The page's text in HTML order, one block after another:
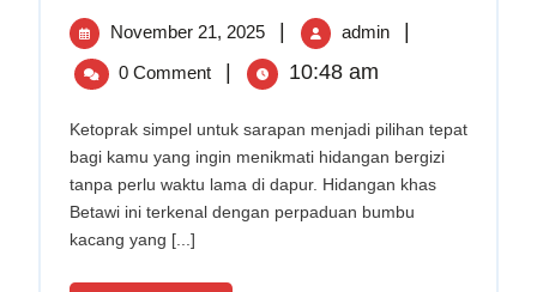
Sarapan,
15
Jadi!
November 21, 2025
November
21,
2025
| admin
Ketoprak
Sarapan,
Cuma
15
Menit
|
0 Comment | 10:48 am
Ketoprak simpel untuk sarapan menjadi pilihan tepat
bagi kamu yang ingin menikmati hidangan bergizi
tanpa perlu waktu lama di dapur. Hidangan khas
Betawi ini terkenal dengan perpaduan bumbu
kacang yang [...]